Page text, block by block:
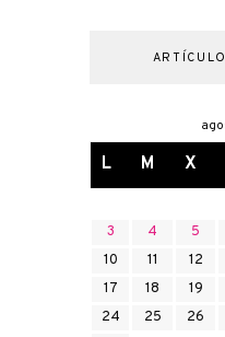
L M X
3
4 5
10
11 12
17
18 19
24
25 26